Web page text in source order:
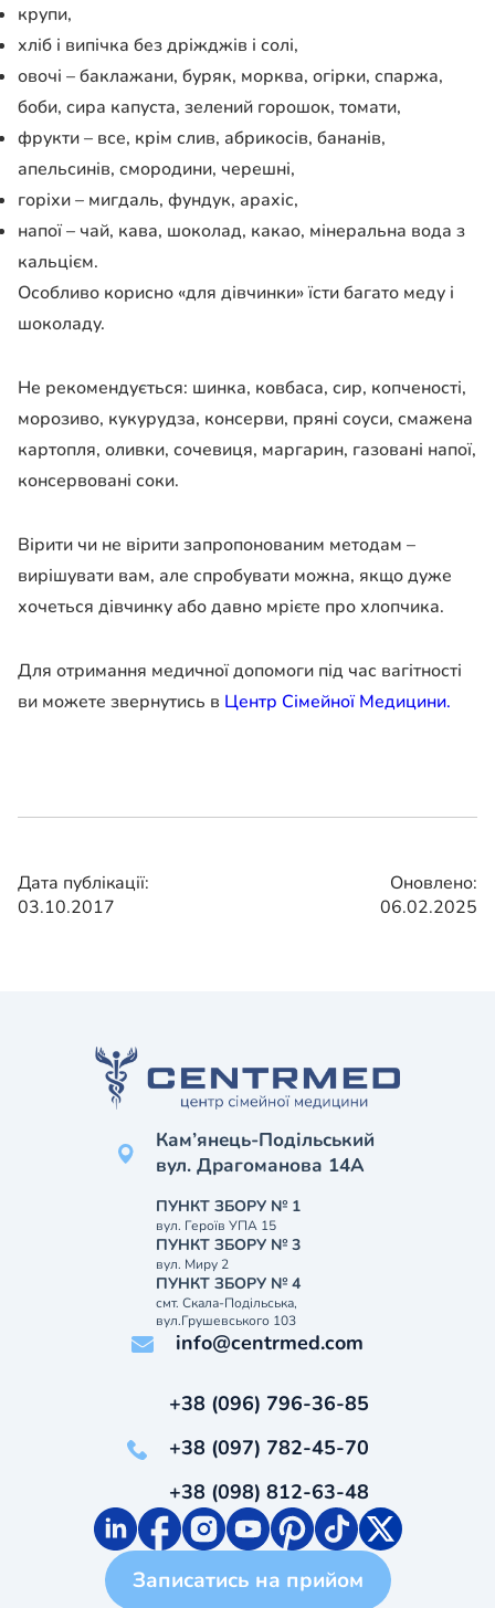
крупи,
хліб і випічка без дріжджів і солі,
овочі – баклажани, буряк, морква, огірки, спаржа,
боби, сира капуста, зелений горошок, томати,
фрукти – все, крім слив, абрикосів, бананів,
апельсинів, смородини, черешні,
горіхи – мигдаль, фундук, арахіс,
напої – чай, кава, шоколад, какао, мінеральна вода з
кальцієм.
Особливо корисно «для дівчинки» їсти багато меду і
шоколаду.
Не рекомендується: шинка, ковбаса, сир, копченості,
морозиво, кукурудза, консерви, пряні соуси, смажена
картопля, оливки, сочевиця, маргарин, газовані напої,
консервовані соки.
Вірити чи не вірити запропонованим методам – ​​
вирішувати вам, але спробувати можна, якщо дуже
хочеться дівчинку або давно мрієте про хлопчика.
Для отримання медичної допомоги під час вагітності
ви можете звернутись в Центр Сімейної Медицини.
Дата публікації:
03.10.2017
Оновлено:
06.02.2025
Кам’янець-Подільський
вул. Драгоманова 14А
ПУНКТ ЗБОРУ № 1
вул. Героїв УПА 15
ПУНКТ ЗБОРУ № 3
вул. Миру 2
ПУНКТ ЗБОРУ № 4
смт. Скала-Подільська,
вул.Грушевського 103
info@centrmed.com
+38 (096) 796-36-85
+38 (097) 782-45-70
+38 (098) 812-63-48
Записатись на прийом